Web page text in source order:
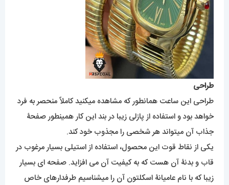
طراحی
طراحی این ساعت همانطور که مشاهده میکنید کاملاً منحصر به فرد
خواهد بود و استفاده از پازلی زیبا در بند این کار همینطور صفحۀ
جذاب آن میتواند هر شخصی را مجذوب خود کند.
یکی از نقاط قوت این محصول، استفاده از استیلی بسیار مرغوب در
قاب و بدنۀ آن هست که به کیفیت آن می افزاید. صفحه ای بسیار
زیبا که با نام عامیانۀ اسکلتون آن را میشناسیم طرفدارهای خاص